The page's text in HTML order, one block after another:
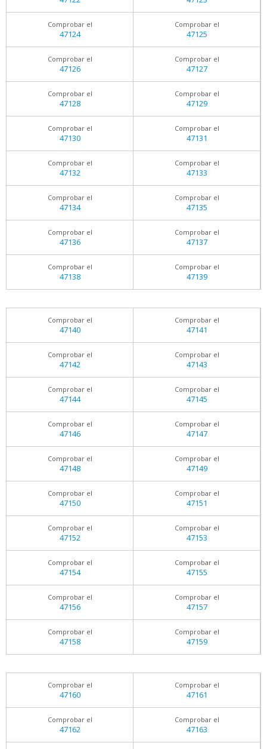
Comprobar el
47124
Comprobar el
47125
Comprobar el
47126
Comprobar el
47127
Comprobar el
47128
Comprobar el
47129
Comprobar el
47130
Comprobar el
47131
Comprobar el
47132
Comprobar el
47133
Comprobar el
47134
Comprobar el
47135
Comprobar el
47136
Comprobar el
47137
Comprobar el
47138
Comprobar el
47139
Comprobar el
47140
Comprobar el
47141
Comprobar el
47142
Comprobar el
47143
Comprobar el
47144
Comprobar el
47145
Comprobar el
47146
Comprobar el
47147
Comprobar el
47148
Comprobar el
47149
Comprobar el
47150
Comprobar el
47151
Comprobar el
47152
Comprobar el
47153
Comprobar el
47154
Comprobar el
47155
Comprobar el
47156
Comprobar el
47157
Comprobar el
47158
Comprobar el
47159
Comprobar el
47160
Comprobar el
47161
Comprobar el
47162
Comprobar el
47163